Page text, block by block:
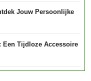
Jouw Persoonlijke
Een Tijdloze Accessoire